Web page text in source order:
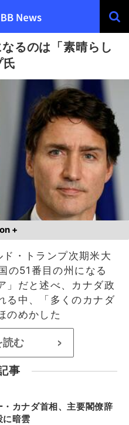
るのは「素晴らし
+
ド・トランプ次期米大
の51番目の州になる
」だと述べ、カナダ政
る中、「多くのカナダ
のめかした
読む >
事
・カナダ首相、主要閣僚辞
に暗雲